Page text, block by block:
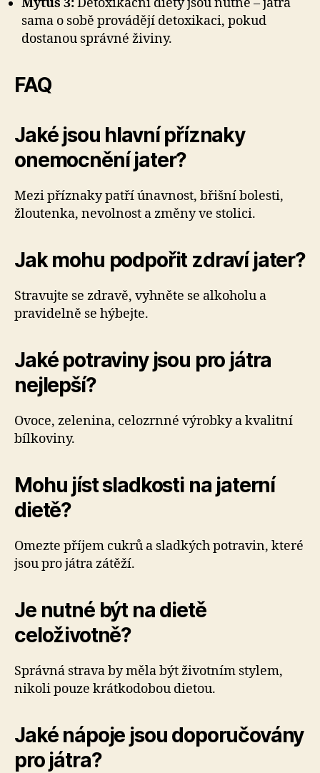
sama o sobě provádějí detoxikaci, pokud
dostanou správné živiny.
FAQ
Jaké jsou hlavní příznaky
onemocnění jater?
Mezi příznaky patří únavnost, břišní bolesti,
žloutenka, nevolnost a změny ve stolici.
Jak mohu podpořit zdraví jater?
Stravujte se zdravě, vyhněte se alkoholu a
pravidelně se hýbejte.
Jaké potraviny jsou pro játra
nejlepší?
Ovoce, zelenina, celozrnné výrobky a kvalitní
bílkoviny.
Mohu jíst sladkosti na jaterní
dietě?
Omezte příjem cukrů a sladkých potravin, které
jsou pro játra zátěží.
Je nutné být na dietě
celoživotně?
Správná strava by měla být životním stylem,
nikoli pouze krátkodobou dietou.
Jaké nápoje jsou doporučovány
pro játra?